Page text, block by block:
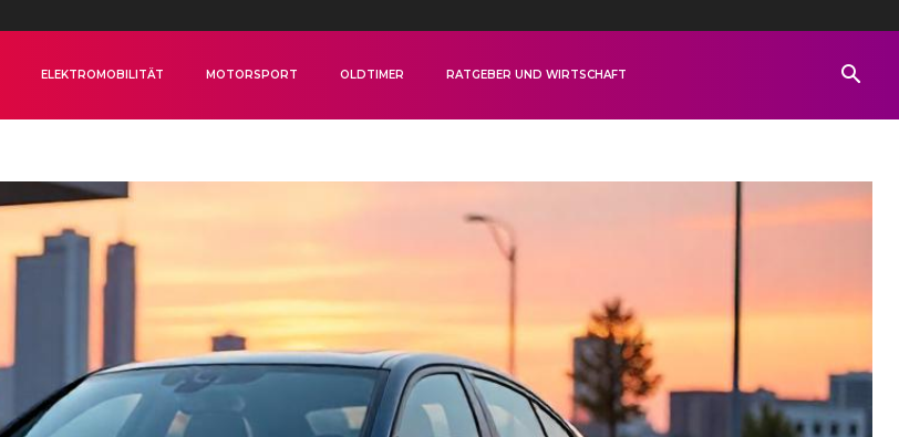
ELEKTROMOBILITÄT MOTORSPORT OLDTIMER RATGEBER UND WIRTSCHAFT